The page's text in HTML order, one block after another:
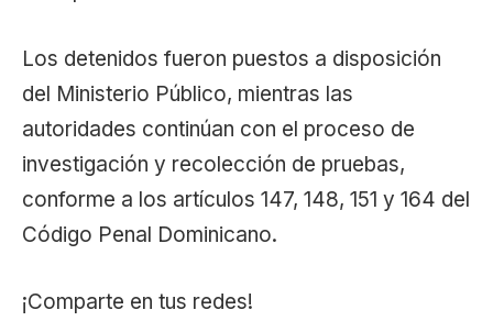
Los detenidos fueron puestos a disposición
del Ministerio Público, mientras las
autoridades continúan con el proceso de
investigación y recolección de pruebas,
conforme a los artículos 147, 148, 151 y 164 del
Código Penal Dominicano.
¡Comparte en tus redes!